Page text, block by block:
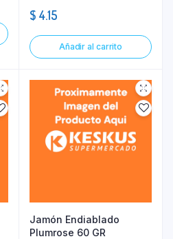
$ 4.15
Añadir al carrito
Jamón Endiablado
Plumrose 60 GR